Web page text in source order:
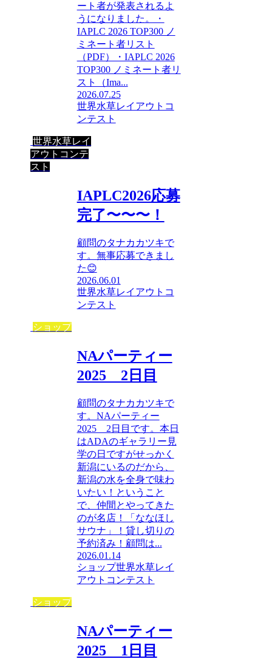
ート者が発表されるよ
うになりました。・
IAPLC 2026 TOP300 ノ
ミネート者リスト
（PDF）・IAPLC 2026
TOP300 ノミネート者リ
スト（Ima...
2026.07.25
世界水草レイアウトコ
ンテスト
世界水草レイ
アウトコンテ
スト
IAPLC2026応募
完了〜〜〜！
顧問のタナカカツキで
す。無事応募できまし
た😊
2026.06.01
世界水草レイアウトコ
ンテスト
ショップ
NAパーティー
2025 2日目
顧問のタナカカツキで
す。NAパーティー
2025 2日目です。本日
はADAのギャラリー見
学の日ですがせっかく
新潟にいるのだから、
新潟の水を全身で味わ
いたい！ということ
で、仲間とやってきた
のが名店！「ななほし
サウナ」！貸し切りの
予約済み！顧問は...
2026.01.14
ショップ世界水草レイ
アウトコンテスト
ショップ
NAパーティー
2025 1日目